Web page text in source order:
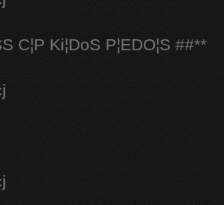
C¦P Ki¦DoS P¦EDO¦S ##**